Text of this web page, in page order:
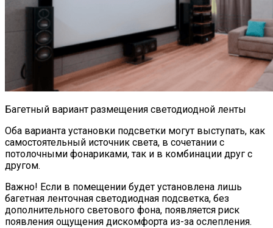
Багетный вариант размещения светодиодной ленты
Оба варианта установки подсветки могут выступать, как
самостоятельный источник света, в сочетании с
потолочными фонариками, так и в комбинации друг с
другом.
Важно! Если в помещении будет установлена лишь
багетная ленточная светодиодная подсветка, без
дополнительного светового фона, появляется риск
появления ощущения дискомфорта из-за ослепления.